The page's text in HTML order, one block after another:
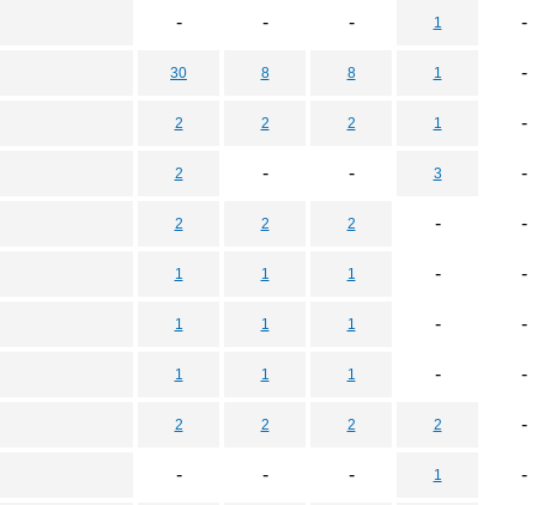
- - - 1 -
30 8 8 1 -
2 2 2 1 -
2 - - 3 -
2 2 2 - -
1 1 1 - -
1 1 1 - -
1 1 1 - -
2 2 2 2 -
- - - 1 -